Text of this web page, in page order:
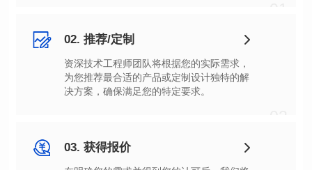
02. 推荐/定制
决方案，确保满足您的特定要求。
03. 获得报价